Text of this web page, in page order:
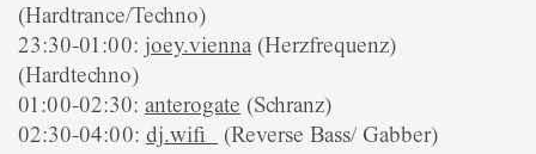
(Hardtrance/Techno)
23:30-01:00: joey.vienna(Herzfrequenz)
(Hardtechno)
01:00-02:30: anterogate (Schranz)
02:30-04:00: dj.wifi_ (Reverse Bass/ Gabber)